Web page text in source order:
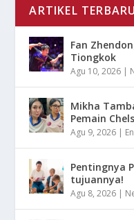
ARTIKEL TERBARU
Fan
Tiongkok
Agu 10, 2026 |
Mikha
Pemain
Agu 9, 2026 |
Pentingnya
tujuannya!
Agu 8, 2026 |